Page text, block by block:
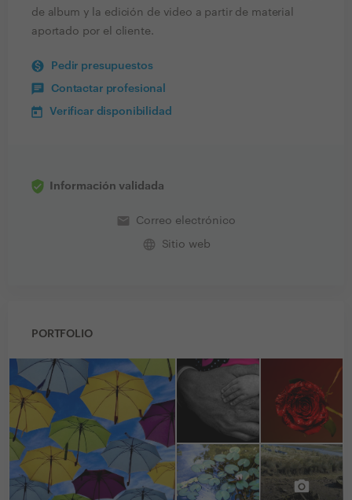
de album y la edición de video a partir de material
aportado por el cliente.
Pedir presupuestos
Contactar profesional
Verificar disponibilidad
Información validada
email Correo electrónico
language Sitio web
PORTFOLIO